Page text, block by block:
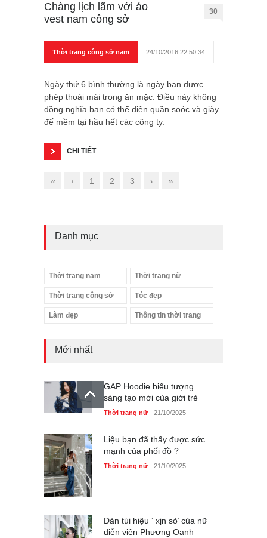
Chàng lịch lãm với áo
vest nam công sở
30
Thời trang công sở nam 24/10/2016 22:50:34
Ngày thứ 6 bình thường là ngày bạn được
phép thoải mái trong ăn mặc. Điều này không
đồng nghĩa bạn có thể diện quần soóc và giày
đế mềm tại hầu hết các công ty.
CHI TIẾT
« ‹ 1 2 3 › »
Danh mục
Thời trang nam Thời trang nữ
Thời trang công sở Tóc đẹp
Làm đẹp Thông tin thời trang
Mới nhất
GAP Hoodie biểu tượng
sáng tạo mới của giới trẻ
Thời trang nữ 21/10/2025
Liệu bạn đã thấy được sức
mạnh của phối đồ ?
Thời trang nữ 21/10/2025
Dàn túi hiệu ‘ xịn sò’ của nữ
diễn viên Phương Oanh